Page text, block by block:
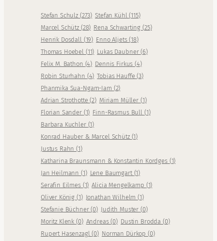
Stefan Schulz (273) Stefan Kühl(115)
Marcel Schütz (28) Rena Schwarting (25)
Henrik Dosdall (19) Enno Aljets(18)
Thomas Hoebel (11) Lukas Daubner(6)
Felix M. Bathon (4) Dennis Firkus(4)
Robin Sturhahn (4) Tobias Hauffe(3)
Phanmika Sua-Ngam-Iam (2)
Adrian Strothotte(2) Miriam Müller (1)
Florian Sander (1) Finn-Rasmus Bull (1)
Barbara Kuchler (1)
Konrad Hauber & Marcel Schütz (1)
Justus Rahn(1)
Katharina Braunsmann & Konstantin Kordges (1)
Jan Heilmann(1) Lene Baumgart (1)
Serafin Eilmes (1) Alicia Mengelkamp (1)
Oliver König(1) Jonathan Wilhelm(1)
Stefanie Büchner(0) Judith Muster (0)
Moritz Klenk(0) Andreas(0) Dustin Brodda (0)
Rupert Hasenzagl(0) Norman Dürkop (0)